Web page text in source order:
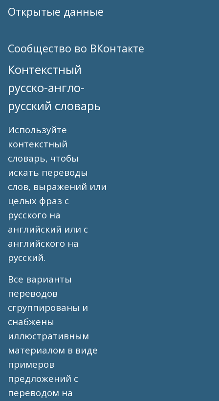
Открытые данные
Сообщество во ВКонтакте
Контекстный
русско-англо-
русский словарь
Используйте
контекстный
словарь, чтобы
искать переводы
слов, выражений или
целых фраз с
русского на
английский или с
английского на
русский.
Все варианты
переводов
сгруппированы и
снабжены
иллюстративным
материалом в виде
примеров
предложений с
переводом на